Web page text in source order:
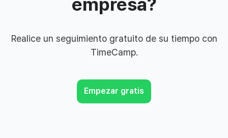
empresa?
Realice un seguimiento gratuito de su tiempo con
TimeCamp.
Empezar gratis